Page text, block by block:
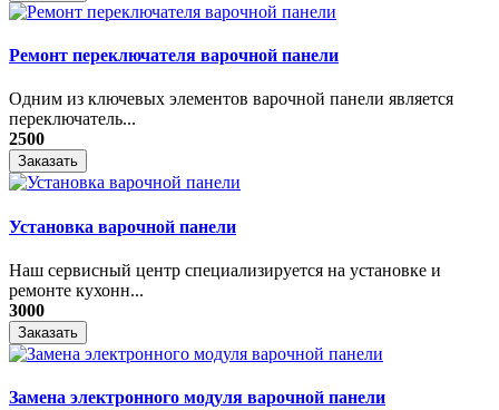
Ремонт переключателя варочной панели
Одним из ключевых элементов варочной панели является
переключатель...
2500
Заказать
Установка варочной панели
Наш сервисный центр специализируется на установке и
ремонте кухонн...
3000
Заказать
Замена электронного модуля варочной панели